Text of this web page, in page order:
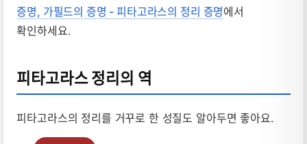
증명, 가필드의 증명 - 피타고라스의 정리 증명에서
확인하세요.
피타고라스 정리의 역
피타고라스의 정리를 거꾸로 한 성질도 알아두면 좋아요.